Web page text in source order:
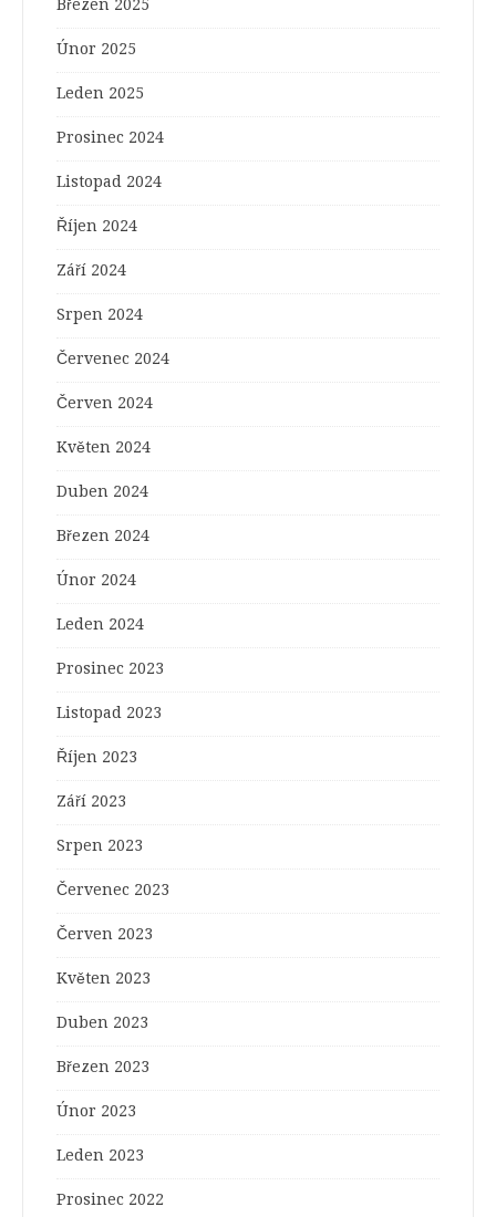
Březen 2025
Únor 2025
Leden 2025
Prosinec 2024
Listopad 2024
Říjen 2024
Září 2024
Srpen 2024
Červenec 2024
Červen 2024
Květen 2024
Duben 2024
Březen 2024
Únor 2024
Leden 2024
Prosinec 2023
Listopad 2023
Říjen 2023
Září 2023
Srpen 2023
Červenec 2023
Červen 2023
Květen 2023
Duben 2023
Březen 2023
Únor 2023
Leden 2023
Prosinec 2022